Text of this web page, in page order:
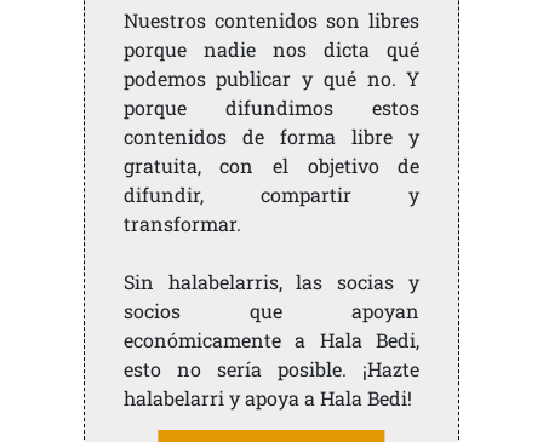
Nuestros contenidos son libres
porque nadie nos dicta qué
podemos publicar y qué no. Y
porque difundimos estos
contenidos de forma libre y
gratuita, con el objetivo de
difundir, compartir y
transformar.
Sin halabelarris, las socias y
socios que apoyan
económicamente a Hala Bedi,
esto no sería posible. ¡Hazte
halabelarri y apoya a Hala Bedi!